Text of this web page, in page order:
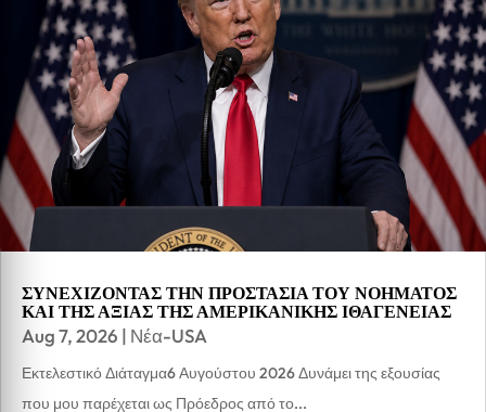
ΣΥΝΕΧΙΖΟΝΤΑΣ ΤΗΝ ΠΡΟΣΤΑΣΙΑ ΤΟΥ ΝΟΗΜΑΤΟΣ
ΚΑΙ ΤΗΣ ΑΞΙΑΣ ΤΗΣ ΑΜΕΡΙΚΑΝΙΚΗΣ ΙΘΑΓΕΝΕΙΑΣ
Aug 7, 2026 | Νέα-USA
Εκτελεστικό Διάταγμα6 Αυγούστου 2026 Δυνάμει της εξουσίας
που μου παρέχεται ως Πρόεδρος από το...